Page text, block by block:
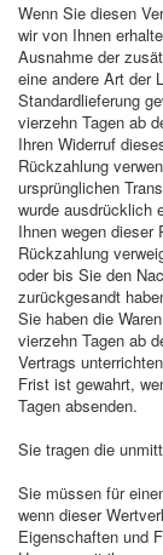
Wenn Sie diesen
wir von Ihnen
Ausnahme der
eine andere Art der
Standardlieferung
vierzehn Tagen ab
Ihren Widerruf
Rückzahlung
ursprünglichen
wurde ausdrücklich
Ihnen wegen dieser
Rückzahlung
oder bis Sie den
zurückgesandt
Sie haben die
vierzehn Tagen ab
Vertrags
Frist ist gewahrt,
Tagen absenden.
Sie tragen die
Sie müssen für
wenn dieser
Eigenschaften und